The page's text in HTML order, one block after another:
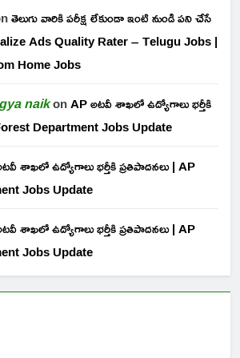
తెలుగు వారికి పరీక్ష లేకుండా ఇంటి నుండి పని చేసే
Ads Quality Rater – Telugu Jobs |
Home Jobs
naikonAP అటవీ శాఖలో ఉద్యోగాలు భర్తీకి
Department Jobs Update
శాఖలో ఉద్యోగాలు భర్తీకి ప్రతిపాదనలు | AP
Jobs Update
శాఖలో ఉద్యోగాలు భర్తీకి ప్రతిపాదనలు | AP
Jobs Update